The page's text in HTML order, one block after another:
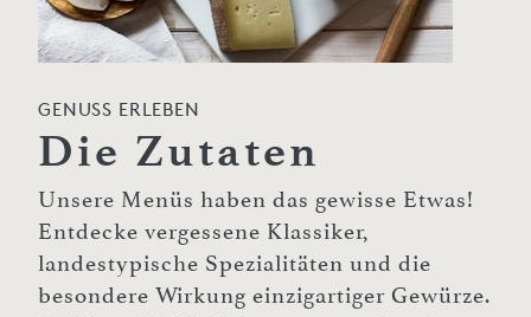
GENUSS ERLEBEN
Die Zutaten
Unsere Menüs haben das gewisse Etwas!
Entdecke vergessene Klassiker,
landestypische Spezialitäten und die
besondere Wirkung einzigartiger Gewürze.